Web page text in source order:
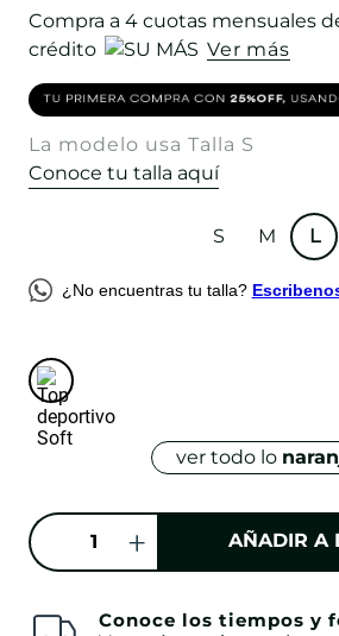
Compra a 4 cuotas mensuales
crédito
Ver más
La modelo usa Talla S
Conoce tu talla aquí
S M L
¿No encuentras tu talla?
ver todo lo
AÑADIR A
Conoce los tiempos y